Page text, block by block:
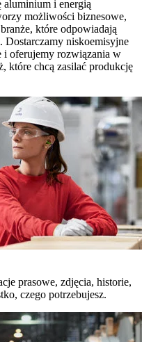
aluminium i energią
możliwości biznesowe,
które odpowiadają
niskoemisyjne
i oferujemy rozwiązania w
które chcą zasilać produkcję
prasowe, zdjęcia, historie,
czego potrzebujesz.